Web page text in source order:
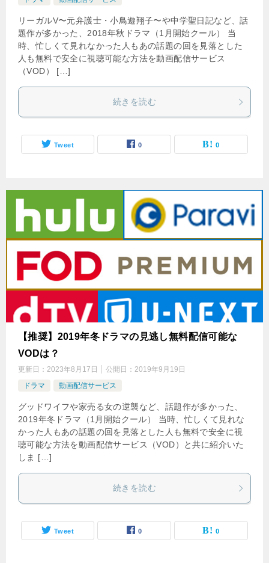
リーガルV〜元弁護士・小鳥遊翔子〜や中学聖日記など、話
題作が多かった、2018年秋ドラマ（1月開始クール） 当
時、忙しくて見れなかった人もあの話題の回を見落とした
人も無料で安全に視聴可能な方法を動画配信サービス
（VOD） […]
続きを読む
Tweet 0 0
【推奨】2019年冬ドラマの見逃し無料配信可能な
VODは？
更新日： 2023年8月17日 公開日： 2019年9月19日
ドラマ
動画配信サービス
グッドワイフや家売る女の逆襲など、話題作が多かった、
2019年冬ドラマ（1月開始クール） 当時、忙しくて見れな
かった人もあの話題の回を見落とした人も無料で安全に視
聴可能な方法を動画配信サービス（VOD）と共に紹介いた
しま […]
続きを読む
Tweet 0 0